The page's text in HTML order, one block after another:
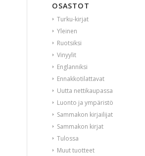
OSASTOT
Turku-kirjat
Yleinen
Ruotsiksi
Vinyylit
Englanniksi
Ennakkotilattavat
Uutta nettikaupassa
Luonto ja ympäristö
Sammakon kirjailijat
Sammakon kirjat
Tulossa
Muut tuotteet